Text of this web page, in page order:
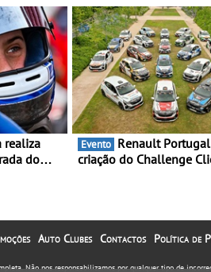
do
Evento
criação do Challenge
Auto Clubes Contactos Política de
Não nos responsabilizamos por qualquer tipo de